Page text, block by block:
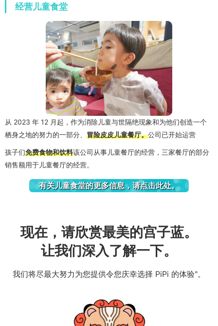
经营儿童食堂
从 2023 年 12 月起，作为消除儿童与世隔绝现象和为他们创造一个
栖身之地的努力的一部分、 冒险皮皮儿童餐厅。公司已开始运营
孩子们免费食物和饮料该公司从事儿童餐厅的经营，三家餐厅的部分
销售额用于儿童餐厅的经营。
有关儿童食堂的更多信息，请点击此处。
现在，请欣赏最美的宫子蓝。
让我们深入了解一下。
我们将尽最大努力为您提供令您庆幸选择 PiPi 的体验"。